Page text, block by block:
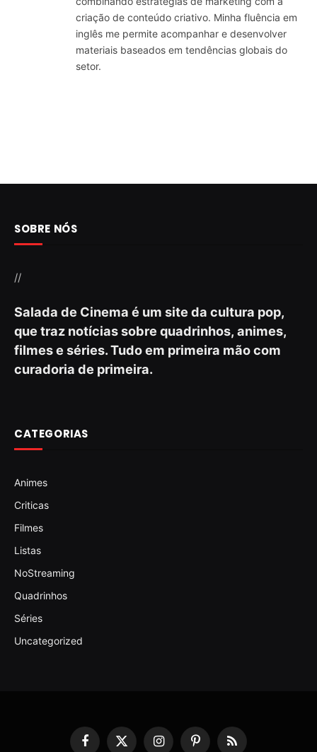
criação de conteúdo criativo. Minha fluência em
inglês me permite acompanhar e desenvolver
materiais baseados em tendências globais do
setor.
SOBRE NÓS
//
Salada de Cinema é um site da cultura pop,
que traz notícias sobre quadrinhos, animes,
filmes e séries. Tudo em primeira mão com
curadoria de primeira.
CATEGORIAS
Animes
Criticas
Filmes
Listas
NoStreaming
Quadrinhos
Séries
Uncategorized
Facebook
X InstagramPinterestRSS